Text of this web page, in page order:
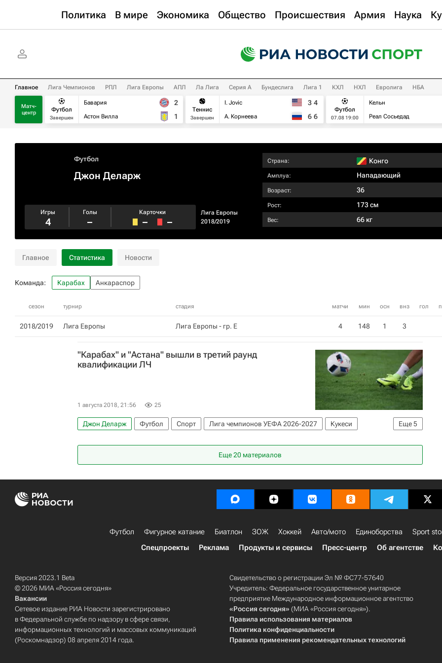
Политика В мире Экономика Общество Происшествия Армия Наука
Главное Лига Чемпионов РПЛ Лига Европы АПЛ Ла Лига Серия А Бундеслига Лига 1 КХЛ НХЛ Евролига НБА
Матч-
центр
Футбол
Завершен
Бавария
Астон Вилла
2
1
Теннис
Завершен
I. Jovic
А. Корнеева
3 4
6 6
Футбол
07.08 19:00
Кельн
Реал Сосьедад
Футбол
Джон Деларж
Лига Европы
2018/2019
Игры
4
Голы
–
Карточки
– –
Страна: Конго
Амплуа: Нападающий
Возраст: 36
Рост: 173 см
Вес: 66 кг
Главное Статистика Новости
Команда: Карабах Анкараспор
сезон турнир стадия матчи мин осн внз гол
2018/2019 Лига Европы Лига Европы - гр. E 4 148 1 3
"Карабах" и "Астана" вышли в третий раунд
квалификации ЛЧ
1 августа 2018, 21:56 25
Еще5
Джон Деларж Футбол Спорт Лига чемпионов УЕФА 2026-2027
Кукеси
Еще 20 материалов
Футбол Фигурное катание Биатлон ЗОЖ Хоккей Авто/мото Единоборства Sport
Спецпроекты
Реклама Продукты и сервисы Пресс-центр Об агентстве
Версия 2023.1 Beta
© 2026 МИА «Россия сегодня»
Вакансии
Сетевое издание РИА Новости зарегистрировано
в Федеральной службе по надзору в сфере связи,
информационных технологий и массовых коммуникаций
(Роскомнадзор) 08 апреля 2014 года.
Свидетельство о регистрации Эл № ФС77-57640
Учредитель: Федеральное государственное унитарное
предприятие Международное информационное агентство
«Россия сегодня» (МИА «Россия сегодня»).
Правила использования материалов
Политика конфиденциальности
Правила применения рекомендательных технологий